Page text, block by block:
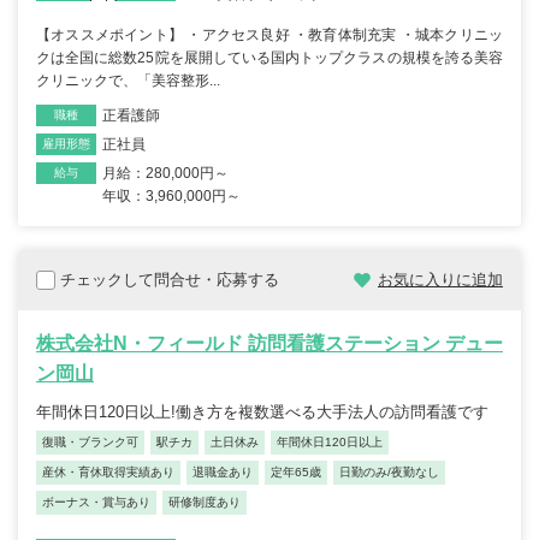
【オススメポイント】 ・アクセス良好 ・教育体制充実 ・城本クリニッ
クは全国に総数25院を展開している国内トップクラスの規模を誇る美容
クリニックで、「美容整形...
職種 正看護師
雇用形態 正社員
給与
月給：280,000円～
年収：3,960,000円～
チェックして問合せ・応募する お気に入りに追加
株式会社N・フィールド 訪問看護ステーション デュー
ン岡山
年間休日120日以上!働き方を複数選べる大手法人の訪問看護です
復職・ブランク可 駅チカ 土日休み 年間休日120日以上
産休・育休取得実績あり 退職金あり 定年65歳 日勤のみ/夜勤なし
ボーナス・賞与あり 研修制度あり